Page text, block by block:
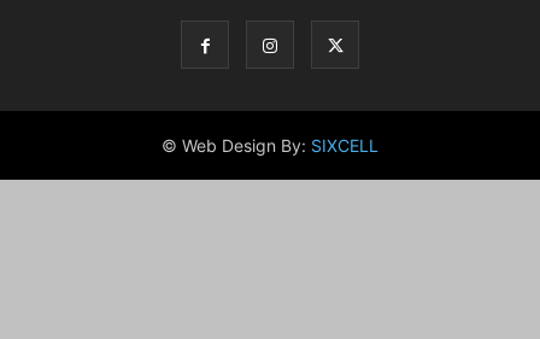
© Web Design By: SIXCELL